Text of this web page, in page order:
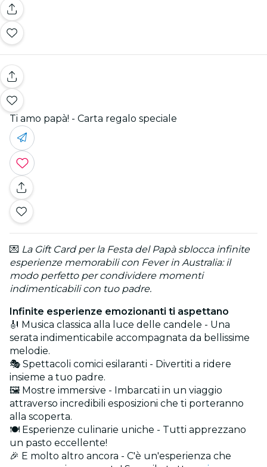
Ti amo papà! - Carta regalo speciale
💌 La Gift Card per la Festa del Papà sblocca infinite
esperienze memorabili con Fever in Australia: il
modo perfetto per condividere momenti
indimenticabili con tuo padre.
Infinite esperienze emozionanti ti aspettano
🎻 Musica classica alla luce delle candele - Una
serata indimenticabile accompagnata da bellissime
melodie.
🎭 Spettacoli comici esilaranti - Divertiti a ridere
insieme a tuo padre.
🖼️ Mostre immersive - Imbarcati in un viaggio
attraverso incredibili esposizioni che ti porteranno
alla scoperta.
🍽️ Esperienze culinarie uniche - Tutti apprezzano
un pasto eccellente!
🎉 E molto altro ancora - C'è un'esperienza che